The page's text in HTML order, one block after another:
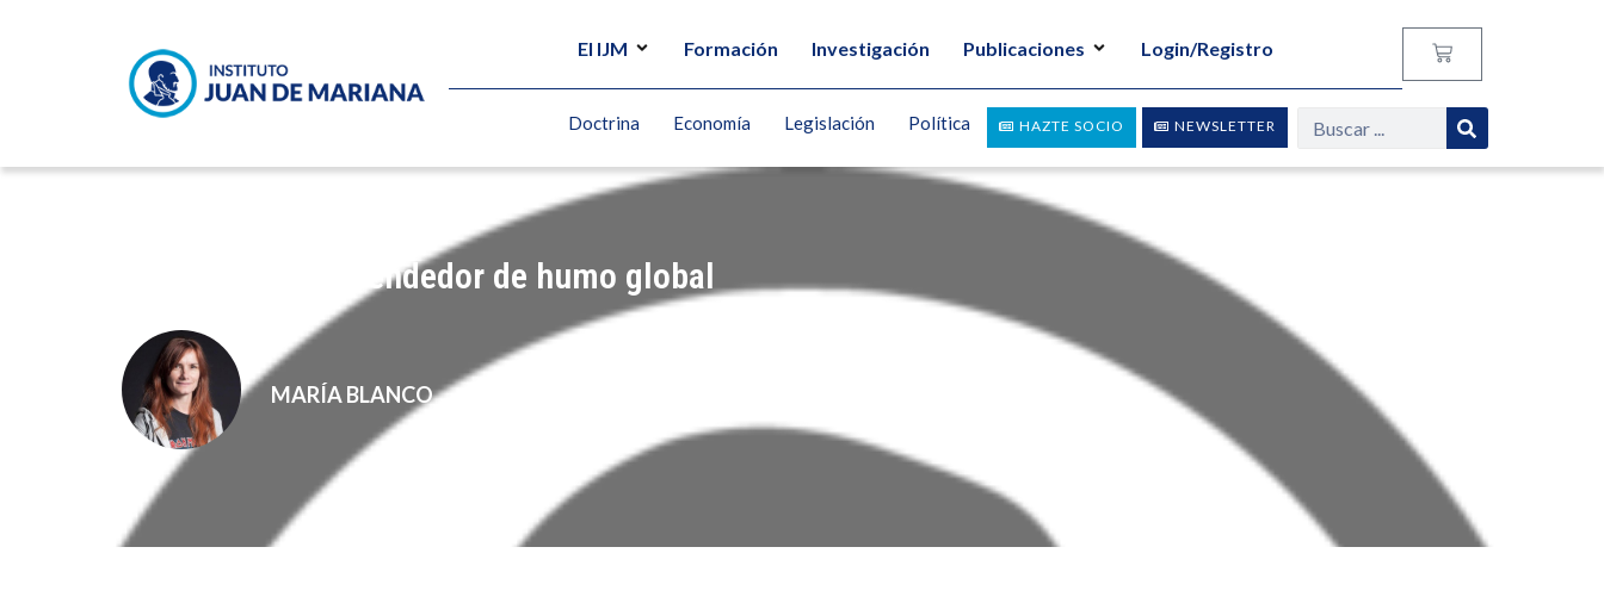
El IJM Formación Investigación Publicaciones Login/Registro
NEWSLETTER
HAZTE SOCIO
Doctrina Economía Legislación Política
Pedro Sánchez, vendedor de humo global
MARÍA BLANCO